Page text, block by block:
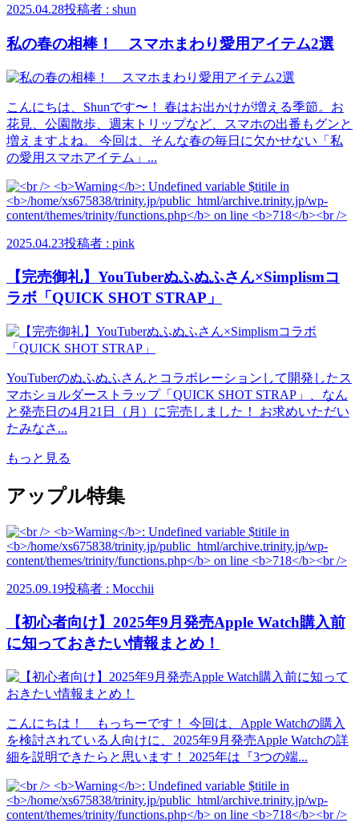
2025.04.28投稿者 : shun
私の春の相棒！ スマホまわり愛用アイテム2選
こんにちは、Shunです〜！ 春はお出かけが増える季節。お
花見、公園散歩、週末トリップなど、スマホの出番もグンと
増えますよね。 今回は、そんな春の毎日に欠かせない「私
の愛用スマホアイテム」...
2025.04.23投稿者 : pink
【完売御礼】YouTuberぬふぬふさん×Simplismコ
ラボ「QUICK SHOT STRAP」
YouTuberのぬふぬふさんとコラボレーションして開発したス
マホショルダーストラップ「QUICK SHOT STRAP」、なん
と発売日の4月21日（月）に完売しました！ お求めいただい
たみなさ...
もっと見る
アップル特集
2025.09.19投稿者 : Mocchii
【初心者向け】2025年9月発売Apple Watch購入前
に知っておきたい情報まとめ！
こんにちは！ もっちーです！ 今回は、Apple Watchの購入
を検討されている人向けに、2025年9月発売Apple Watchの詳
細を説明できたらと思います！ 2025年は『3つの端...